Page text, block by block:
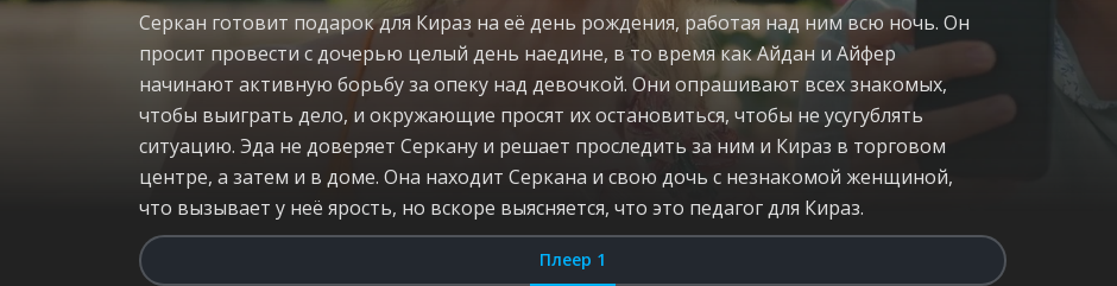
Серкан готовит подарок для Кираз на её день рождения, работая над ним всю ночь. Он
просит провести с дочерью целый день наедине, в то время как Айдан и Айфер
начинают активную борьбу за опеку над девочкой. Они опрашивают всех знакомых,
чтобы выиграть дело, и окружающие просят их остановиться, чтобы не усугублять
ситуацию. Эда не доверяет Серкану и решает проследить за ним и Кираз в торговом
центре, а затем и в доме. Она находит Серкана и свою дочь с незнакомой женщиной,
что вызывает у неё ярость, но вскоре выясняется, что это педагог для Кираз.
Плеер 1